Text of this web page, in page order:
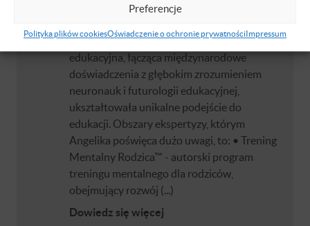
Preferencje
Polityka plików cookiesOświadczenie o ochronie prywatnościImpressum
świecie potencjał, z jakim rodzą się dzieci,
zapewnić im tylko dorośli. Jej ścieżka
edukacyjna, łącząca międzynarodowe
doświadczenia z głębokim zrozumieniem
neuronauk i futurologii edukacyjnej,
ukształtowała unikalne podejście do
edukacji. Obszary ekspertyzy, którym
Angelika poświęca dużo uwagi, to: • Trening
Mentalny Rodzica™ - autorski program
treningu mentalnego dla rodziców,
obejmujący rozwój (...)
Dowiedz się więcej